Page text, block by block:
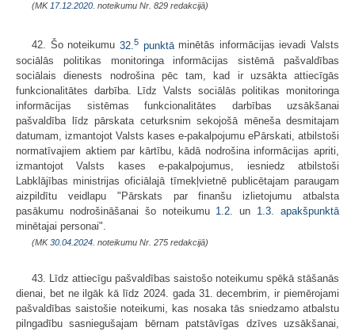
(MK17.12.2020. noteikumu Nr. 829 redakcijā)
42. Šo noteikumu 32. 5punktāminētās informācijas ievadi Valsts
sociālās politikas monitoringa informācijas sistēmā pašvaldības
sociālais dienests nodrošina pēc tam, kad ir uzsākta attiecīgās
funkcionalitātes darbība. Līdz Valsts sociālās politikas monitoringa
informācijas sistēmas funkcionalitātes darbības uzsākšanai
pašvaldība līdz pārskata ceturksnim sekojošā mēneša desmitajam
datumam, izmantojot Valsts kases e-pakalpojumu ePārskati, atbilstoši
normatīvajiem aktiem par kārtību, kādā nodrošina informācijas apriti,
izmantojot Valsts kases e-pakalpojumus, iesniedz atbilstoši
Labklājības ministrijas oficiālajā tīmekļvietnē publicētajam paraugam
aizpildītu veidlapu "Pārskats par finanšu izlietojumu atbalsta
pasākumu nodrošināšanai šo noteikumu 1.2. un 1.3. apakšpunktā
minētajai personai".
(MK30.04.2024. noteikumu Nr. 275 redakcijā)
43. Līdz attiecīgu pašvaldības saistošo noteikumu spēkā stāšanās
dienai, bet ne ilgāk kā līdz 2024. gada 31. decembrim, ir piemērojami
pašvaldības saistošie noteikumi, kas nosaka tās sniedzamo atbalstu
pilngadību sasniegušajam bērnam patstāvīgas dzīves uzsākšanai,